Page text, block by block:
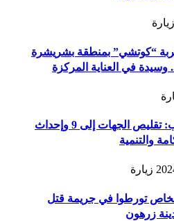
زيارة
“كوتشي” بمنطقة بشريشرة
في العناية المركزة
تقسيم ترابي جديد بالمغرب: تقليص الجهات إلى 9 وإحداث
والتنمية
زيارة
الأمن يوقف 3 أشخاص تورطوا في جريمة قتل
زرهون